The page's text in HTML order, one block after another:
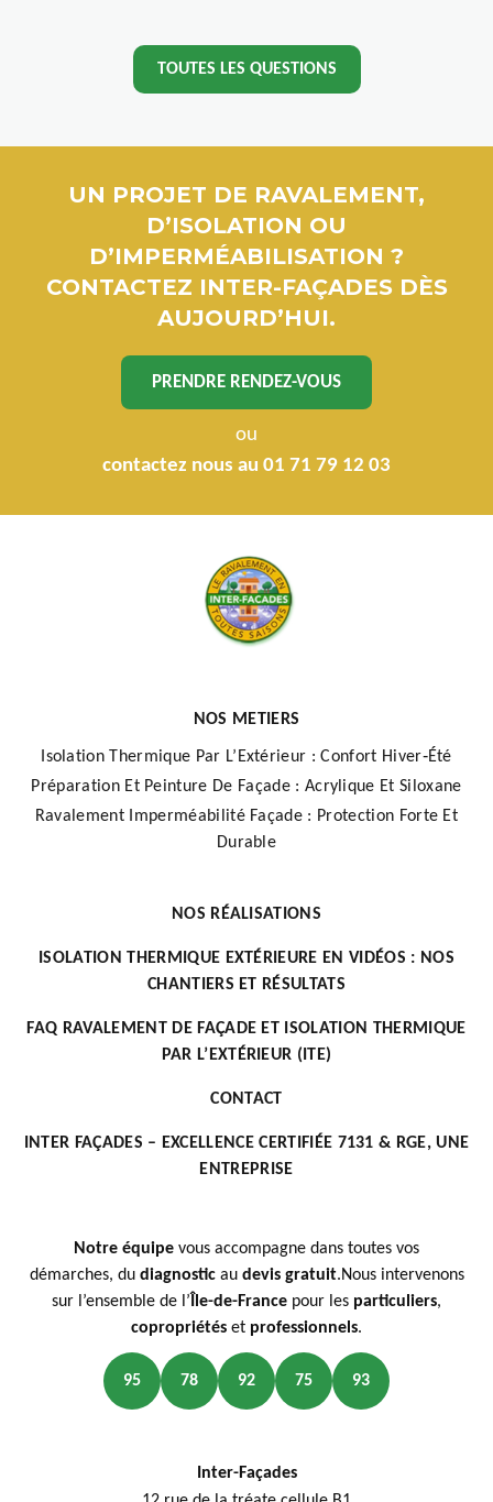
TOUTES LES QUESTIONS
UN PROJET DE RAVALEMENT,
D’ISOLATION OU
D’IMPERMÉABILISATION ?
CONTACTEZ INTER-FAÇADES DÈS
AUJOURD’HUI.
PRENDRE RENDEZ-VOUS
ou
contactez nous au 01 71 79 12 03
NOS METIERS
Isolation Thermique Par L’Extérieur : Confort Hiver‑Été
Préparation Et Peinture De Façade : Acrylique Et Siloxane
Ravalement Imperméabilité Façade : Protection Forte Et
Durable
NOS RÉALISATIONS
ISOLATION THERMIQUE EXTÉRIEURE EN VIDÉOS : NOS
CHANTIERS ET RÉSULTATS
FAQ RAVALEMENT DE FAÇADE ET ISOLATION THERMIQUE
PAR L’EXTÉRIEUR (ITE)
CONTACT
INTER FAÇADES – EXCELLENCE CERTIFIÉE 7131 & RGE, UNE
ENTREPRISE
Notre équipe vous accompagne dans toutes vos
démarches, du diagnostic au devis gratuit.Nous intervenons
sur l’ensemble de l’ Île-de-France pour les particuliers,
copropriétés et professionnels.
95 78 92 75 93
Inter-Façades